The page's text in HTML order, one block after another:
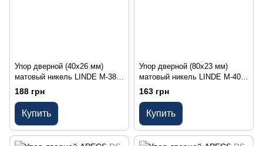
Упор дверной (40х26 мм)
матовый никель LINDE M-38L
SN
188 грн
Купить
Упор дверной (80х23 мм)
матовый никель LINDE M-40
SN
163 грн
Купить